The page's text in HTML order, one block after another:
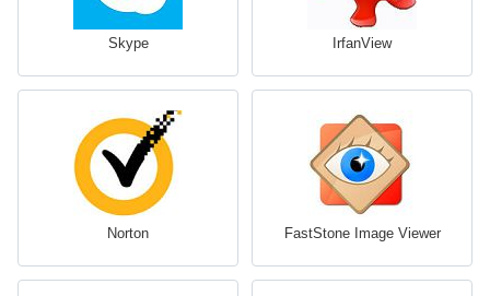
Skype IrfanView
Norton FastStone Image Viewer